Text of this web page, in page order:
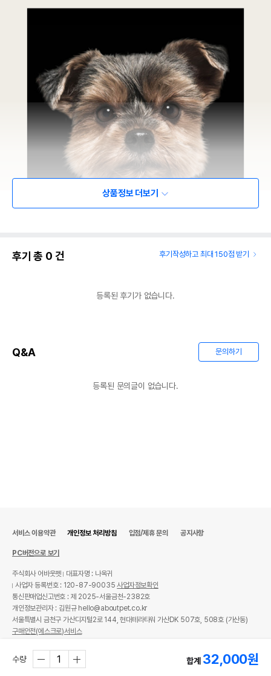
상품정보 더보기
후기 총 0 건 후기작성하고 최대 150점 받기
등록된 후기가 없습니다.
Q&A 문의하기
등록된 문의글이 없습니다.
수량 합계 32,000원
서비스 이용약관 개인정보 처리방침 입점/제휴 문의 공지사항
PC버전으로 보기
주식회사 어바웃펫
대표자명 : 나옥귀
사업자 등록번호 : 120-87-90035사업자정보확인
통신판매업신고번호 : 제 2025-서울금천-2382호
개인정보관리자 : 김원규 hello@aboutpet.co.kr
서울특별시 금천구 가산디지털2로 144, 현대테라타워 가산DK 507호, 508호 (가산동)
구매안전(에스크로)서비스